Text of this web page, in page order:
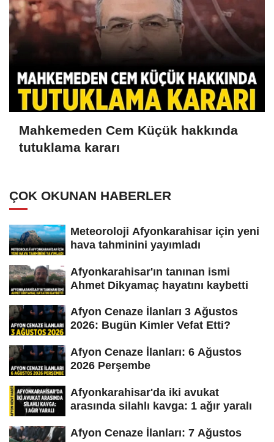
Mahkemeden Cem Küçük hakkında
tutuklama kararı
ÇOK OKUNAN HABERLER
Meteoroloji Afyonkarahisar için yeni
hava tahminini yayımladı
Afyonkarahisar'ın tanınan ismi
Ahmet Dikyamaç hayatını kaybetti
Afyon Cenaze İlanları 3 Ağustos
2026: Bugün Kimler Vefat Etti?
Afyon Cenaze İlanları: 6 Ağustos
2026 Perşembe
Afyonkarahisar'da iki avukat
arasında silahlı kavga: 1 ağır yaralı
Afyon Cenaze İlanları: 7 Ağustos